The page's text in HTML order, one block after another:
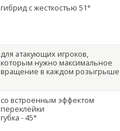
гибрид с жесткостью 51°
для атакующих игроков,
которым нужно максимальное
вращение в каждом розыгрыше
со встроенным эффектом
переклейки
губка - 45°